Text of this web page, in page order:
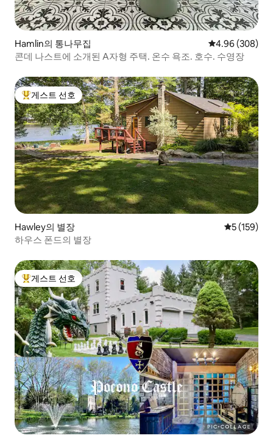
Hamlin의 통나무집 평점 4.96점(5
4.96 (308)
콘데 나스트에 소개된 A자형 주택. 온수 욕조. 호수. 수영장
상위 게스트 선호
게스트 선호
Hawley의 별장 평점 5점(5
5 (159)
하우스 폰드의 별장
상위 게스트 선호
게스트 선호